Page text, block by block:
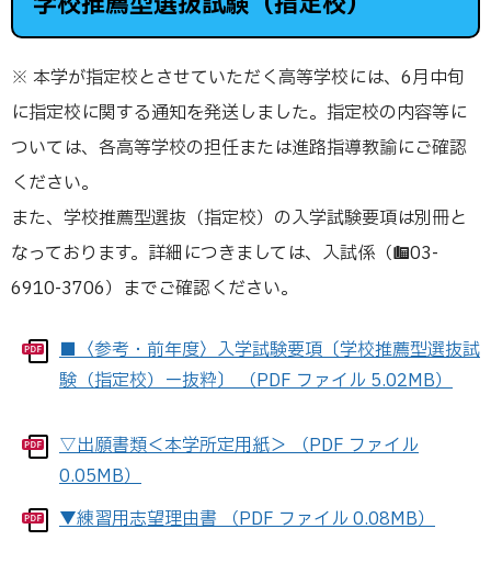
※ 本学が指定校とさせていただく高等学校には、6月中旬
に指定校に関する通知を発送しました。指定校の内容等に
ついては、各高等学校の担任または進路指導教諭にご確認
ください。
また、学校推薦型選抜（指定校）の入学試験要項は別冊と
なっております。詳細につきましては、入試係（☎03-
6910-3706）までご確認ください。
■〈参考・前年度〉入学試験要項〔学校推薦型選抜試
験（指定校）ー抜粋〕 （PDF ファイル 5.02MB）
▽出願書類＜本学所定用紙＞ （PDF ファイル
0.05MB）
▼練習用志望理由書 （PDF ファイル 0.08MB）